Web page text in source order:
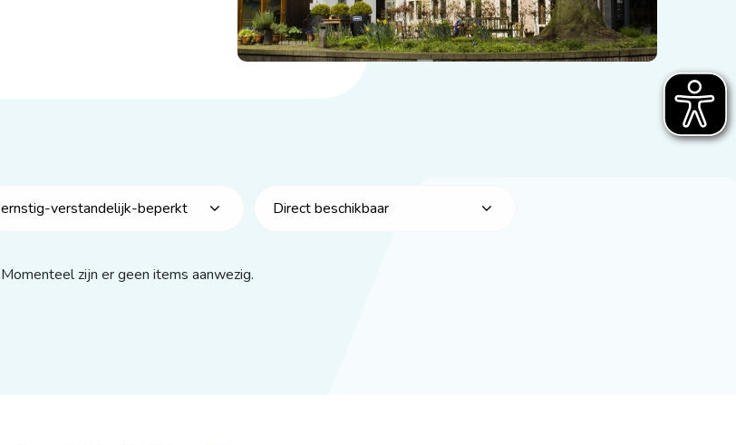
ernstig-verstandelijk-beperkt Direct beschikbaar
Momenteel zijn er geen items aanwezig.